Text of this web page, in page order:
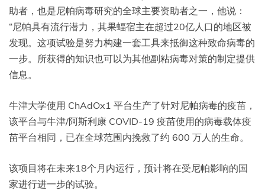
助者，也是尼帕病毒研究的全球主要资助者之一，他说：
“尼帕具有流行潜力，其果蝠宿主在超过20亿人口的地区被
发现。这项试验是努力构建一套工具来抵御这种致命病毒的
一步。所获得的知识也可以为其他副粘病毒对策的制定提供
信息。
牛津大学使用 ChAdOx1 平台生产了针对尼帕病毒的疫苗，
该平台与牛津/阿斯利康 COVID-19 疫苗使用的病毒载体疫
苗平台相同，已在全球范围内挽救了约 600 万人的生命。
该项目将在未来18个月内运行，预计将在受尼帕影响的国
家进行进一步的试验。